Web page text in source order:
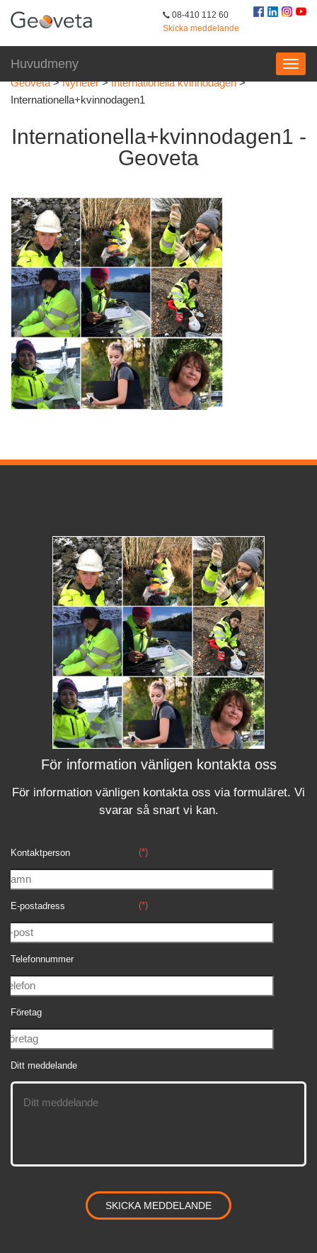
08-410 112 60
Skicka meddelande
Huvudmeny
Geoveta>Nyheter>Internationella kvinnodagen>
Internationella+kvinnodagen1
Internationella+kvinnodagen1 -
Geoveta
För information vänligen kontakta oss
För information vänligen kontakta oss via formuläret. Vi
svararså snart vi kan.
Kontaktperson (*)
E-postadress (*)
Telefonnummer
Företag
Ditt meddelande